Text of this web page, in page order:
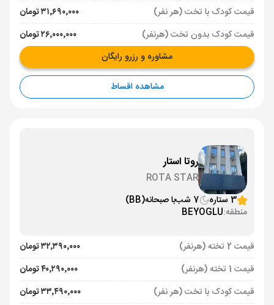
قیمت کودک با تخت (هر نفر)
۳۱٬۶۹۰٬۰۰۰ تومان
قیمت کودک بدون تخت (هرنفر)
۲۶٬۰۰۰٬۰۰۰ تومان
مشاوره و رزرو رایگان
مشاهده اقساط
روتا استار
ROTA STAR
3 ستاره
7 شب با صبحانه(BB)
منطقه:BEYOGLU
قیمت 2 تخته (هرنفر)
۳۲٬۳۹۰٬۰۰۰ تومان
قیمت 1 تخته (هرنفر)
۴۰٬۲۹۰٬۰۰۰ تومان
قیمت کودک با تخت (هر نفر)
۳۳٬۴۹۰٬۰۰۰ تومان